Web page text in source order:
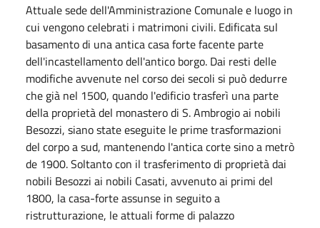
Attuale sede dell'Amministrazione Comunale e luogo in
cui vengono celebrati i matrimoni civili. Edificata sul
basamento di una antica casa forte facente parte
dell'incastellamento dell'antico borgo. Dai resti delle
modifiche avvenute nel corso dei secoli si può dedurre
che già nel 1500, quando l'edificio trasferì una parte
della proprietà del monastero di S. Ambrogio ai nobili
Besozzi, siano state eseguite le prime trasformazioni
del corpo a sud, mantenendo l'antica corte sino a metrò
de 1900. Soltanto con il trasferimento di proprietà dai
nobili Besozzi ai nobili Casati, avvenuto ai primi del
1800, la casa-forte assunse in seguito a
ristrutturazione, le attuali forme di palazzo